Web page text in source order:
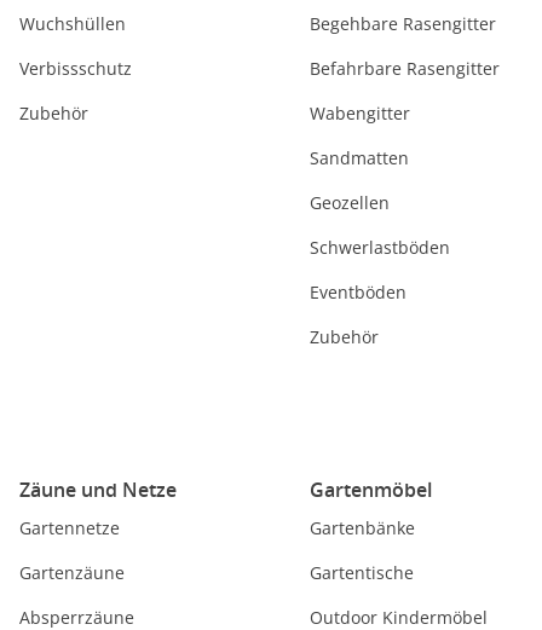
Wuchshüllen
Verbissschutz
Zubehör
Begehbare Rasengitter
Befahrbare Rasengitter
Wabengitter
Sandmatten
Geozellen
Schwerlastböden
Eventböden
Zubehör
Zäune und Netze
Gartennetze
Gartenzäune
Absperrzäune
Gartenmöbel
Gartenbänke
Gartentische
Outdoor Kindermöbel